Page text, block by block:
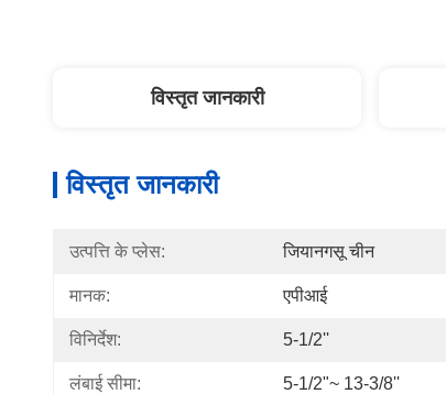
विस्तृत जानकारी
विस्तृत जानकारी
उत्पत्ति के प्लेस: जियानगसू चीन
मानक: एपीआई
विनिर्देश: 5-1/2''
लंबाई सीमा: 5-1/2"~ 13-3/8''